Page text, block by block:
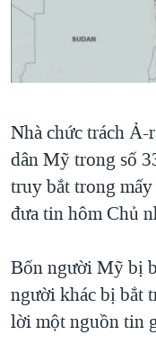
"Tìm"NGƯỜI VIỆT HẢI
KINH TẾ
VĂN HOÁ
THỂ THAO
HÀNH TRÌNH BẦU
MỘT NĂM CHIẾN
NGÀY TỊ NẠN THẾ
TRỊNH VĨNH BÌNH -
GROUND ZERO –
CÁC GIÁ TRỊ
THƯỢNG ĐỈNH
TRỊNH VĨNH BÌNH
VIDEO
Ngôn ngữ khác
Nhà chức trách Ả-
dân Mỹ trong số
truy bắt trong
đưa tin hôm Chủ
Bốn người Mỹ bị
người khác bị bắt
lời một nguồn tin